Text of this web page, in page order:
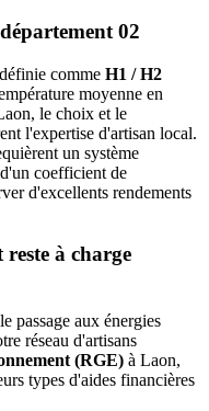
02
comme H1 / H2
moyenne en
, le choix et le
l'expertise d'artisan local.
un système
coefficient de
d'excellents rendements
à charge
passage aux énergies
réseau d'artisans
(RGE) à Laon,
types d'aides financières